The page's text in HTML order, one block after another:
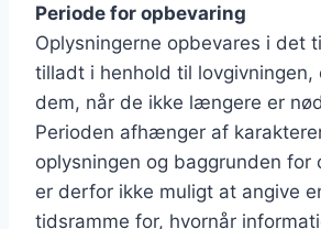
Periode for opbevaring
Oplysningerne opbevares i det
tilladt i henhold til lovgivningen,
dem, når de ikke længere er
Perioden afhænger af
oplysningen og baggrunden for
er derfor ikke muligt at angive
tidsramme for, hvornår